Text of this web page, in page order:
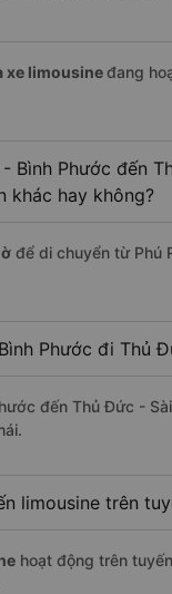
xe limousineđang
Bình Phước đến
khác hay không?
để di chuyển từ Phú
Phước đi Thủ
đến Thủ Đức -
limousine trên
hoạt động trên